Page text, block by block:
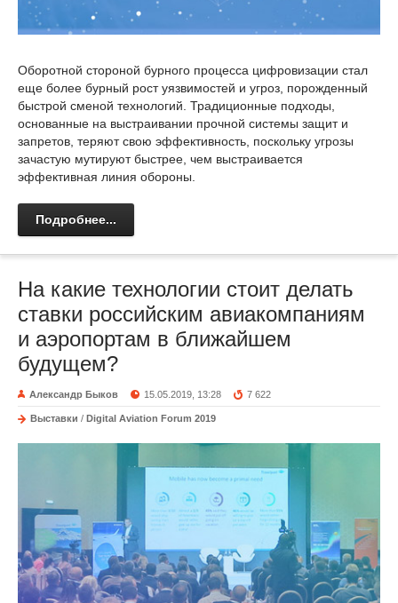
Оборотной стороной бурного процесса цифровизации стал
еще более бурный рост уязвимостей и угроз, порожденный
быстрой сменой технологий. Традиционные подходы,
основанные на выстраивании прочной системы защит и
запретов, теряют свою эффективность, поскольку угрозы
зачастую мутируют быстрее, чем выстраивается
эффективная линия обороны.
Подробнее...
На какие технологии стоит делать
ставки российским авиакомпаниям
и аэропортам в ближайшем
будущем?
Александр Быков 15.05.2019, 13:28 7 622
Выставки / Digital Aviation Forum 2019